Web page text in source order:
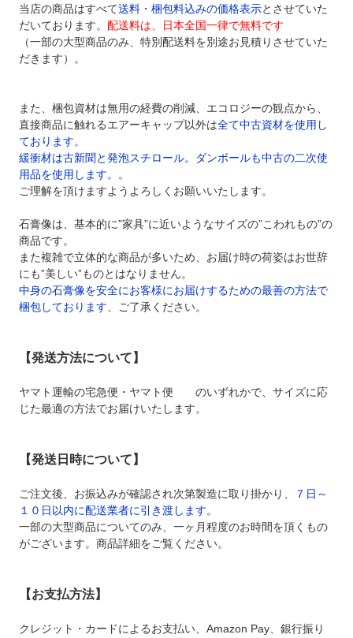
当店の商品はすべて送料・梱包料込みの価格表示とさせていた
だいております。配送料は、日本全国一律で無料です
（一部の大型商品のみ、特別配送料を別途お見積りさせていた
だきます）。
また、梱包資材は無用の経費の削減、エコロジーの観点から、
直接商品に触れるエアーキャップ以外は全て中古資材を使用し
ております。
緩衝材は古新聞と発泡スチロール。ダンボールも中古の二次使
用品を使用します。
。
ご理解を頂けますようよろしくお願いいたします。
石膏像は、基本的に”家具”に近いようなサイズの”こわれもの”の
商品です。
また複雑で立体的な商品が多いため、お届け時の荷姿はお世辞
にも”美しい”ものとはなりません。
中身の石膏像を安全にお客様にお届けするための最善の方法で
梱包しております 、ご了承ください。
【発送方法について】
ヤマト運輸の宅急便・ヤマト便 のいずれかで、サイズに応
じた最適の方法でお届けいたします。
【発送日時について】
ご注文後、お振込みが確認され次第製造に取り掛かり、
７日～
１０日以内に配送業者に引き渡します。
一部の大型商品についてのみ、一ヶ月程度のお時間を頂くもの
がございます。商品詳細をご覧ください。
【お支払方法】
クレジット・カードによるお支払い、Amazon Pay、銀行振り